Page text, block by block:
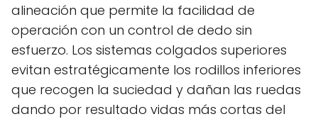
alineación que permite la facilidad de
operación con un control de dedo sin
esfuerzo. Los sistemas colgados superiores
evitan estratégicamente los rodillos inferiores
que recogen la suciedad y dañan las ruedas
dando por resultado vidas más cortas del